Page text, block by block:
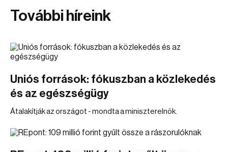
További híreink
Uniós források: fókuszban a közlekedés
és az egészségügy
Átalakítják az országot - mondta a miniszterelnök.